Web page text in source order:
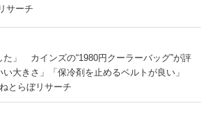
サーチ
た」 カインズの“1980円クーラーバッグ”が評
大きさ」「保冷剤を止めるベルトが良い」
とらぼリサーチ